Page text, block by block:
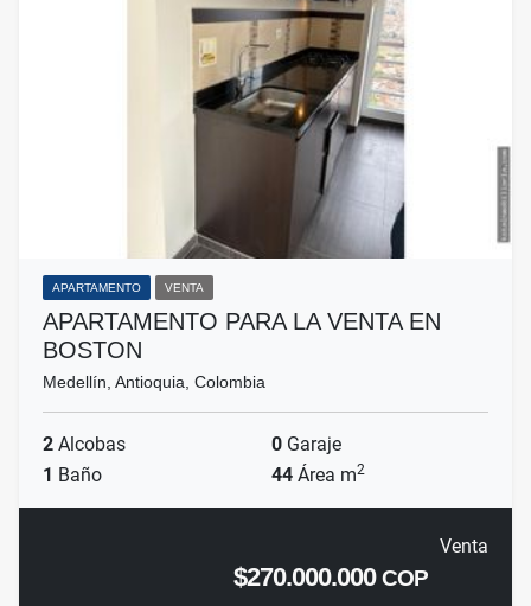
APARTAMENTO VENTA
APARTAMENTO PARA LA VENTA EN
BOSTON
Medellín, Antioquia, Colombia
2 Alcobas 0 Garaje
1 Baño 44 Área m2
Venta
$270.000.000COP